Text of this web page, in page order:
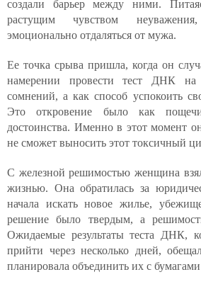
создали барьер между ними.
растущим чувством
эмоционально отдаляться от мужа.
Ее точка срыва пришла, когда он
намерении провести тест ДНК на
сомнений, а как способ успокоить
Это откровение было как
достоинства. Именно в этот момент
не сможет выносить этот токсичный
С железной решимостью женщина
жизнью. Она обратилась за
начала искать новое жилье,
решение было твердым, а
Ожидаемые результаты теста ДНК,
прийти через несколько дней,
планировала объединить их с бумагами